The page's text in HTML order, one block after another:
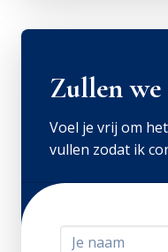
Zullen we
Voel je vrij om
vullen zodat ik